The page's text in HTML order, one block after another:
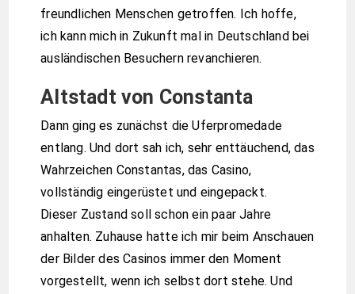
freundlichen Menschen getroffen. Ich hoffe,
ich kann mich in Zukunft mal in Deutschland bei
ausländischen Besuchern revanchieren.
Altstadt von Constanta
Dann ging es zunächst die Uferpromedade
entlang. Und dort sah ich, sehr enttäuchend, das
Wahrzeichen Constantas, das Casino,
vollständig eingerüstet und eingepackt.
Dieser Zustand soll schon ein paar Jahre
anhalten. Zuhause hatte ich mir beim Anschauen
der Bilder des Casinos immer den Moment
vorgestellt, wenn ich selbst dort stehe. Und